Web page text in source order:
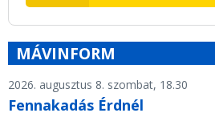
MÁVINFORM
2026. augusztus 8. szombat, 18.30
Fennakadás Érdnél